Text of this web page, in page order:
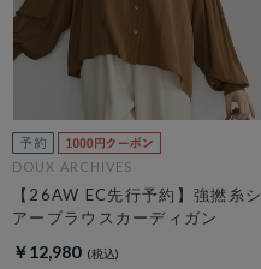
DOUX ARCHIVES
【26AW EC先行予約】強撚糸シ
アーブラウスカーディガン
￥12,980